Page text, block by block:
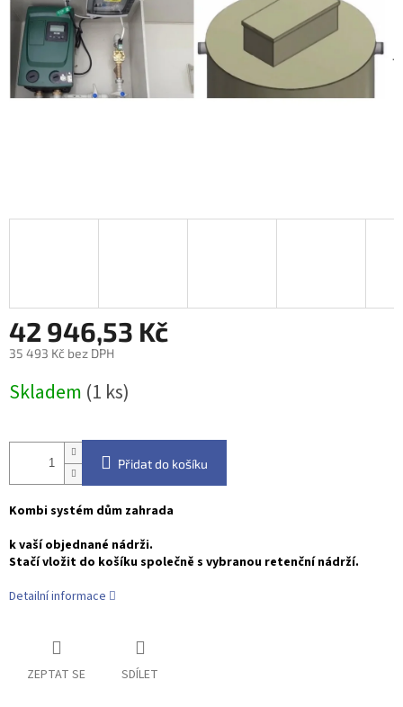
42 946,53 Kč
35 493 Kč bez DPH
cena:
Skladem (1 ks)
Přidat do košíku
Kombi systém dům zahrada
k vaší objednané nádrži.
Stačí vložit do košíku společně s vybranou retenční nádrží.
Detailní informace
ZEPTAT SE SDÍLET